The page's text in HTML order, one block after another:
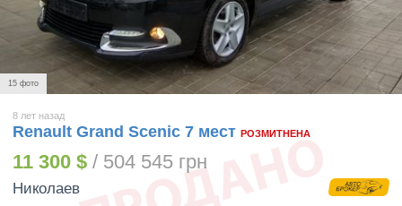
15 фото
8 лет назад
Renault Grand Scenic 7 мест РОЗМИТНЕНА
11 300 $ / 504 545 грн
Николаев